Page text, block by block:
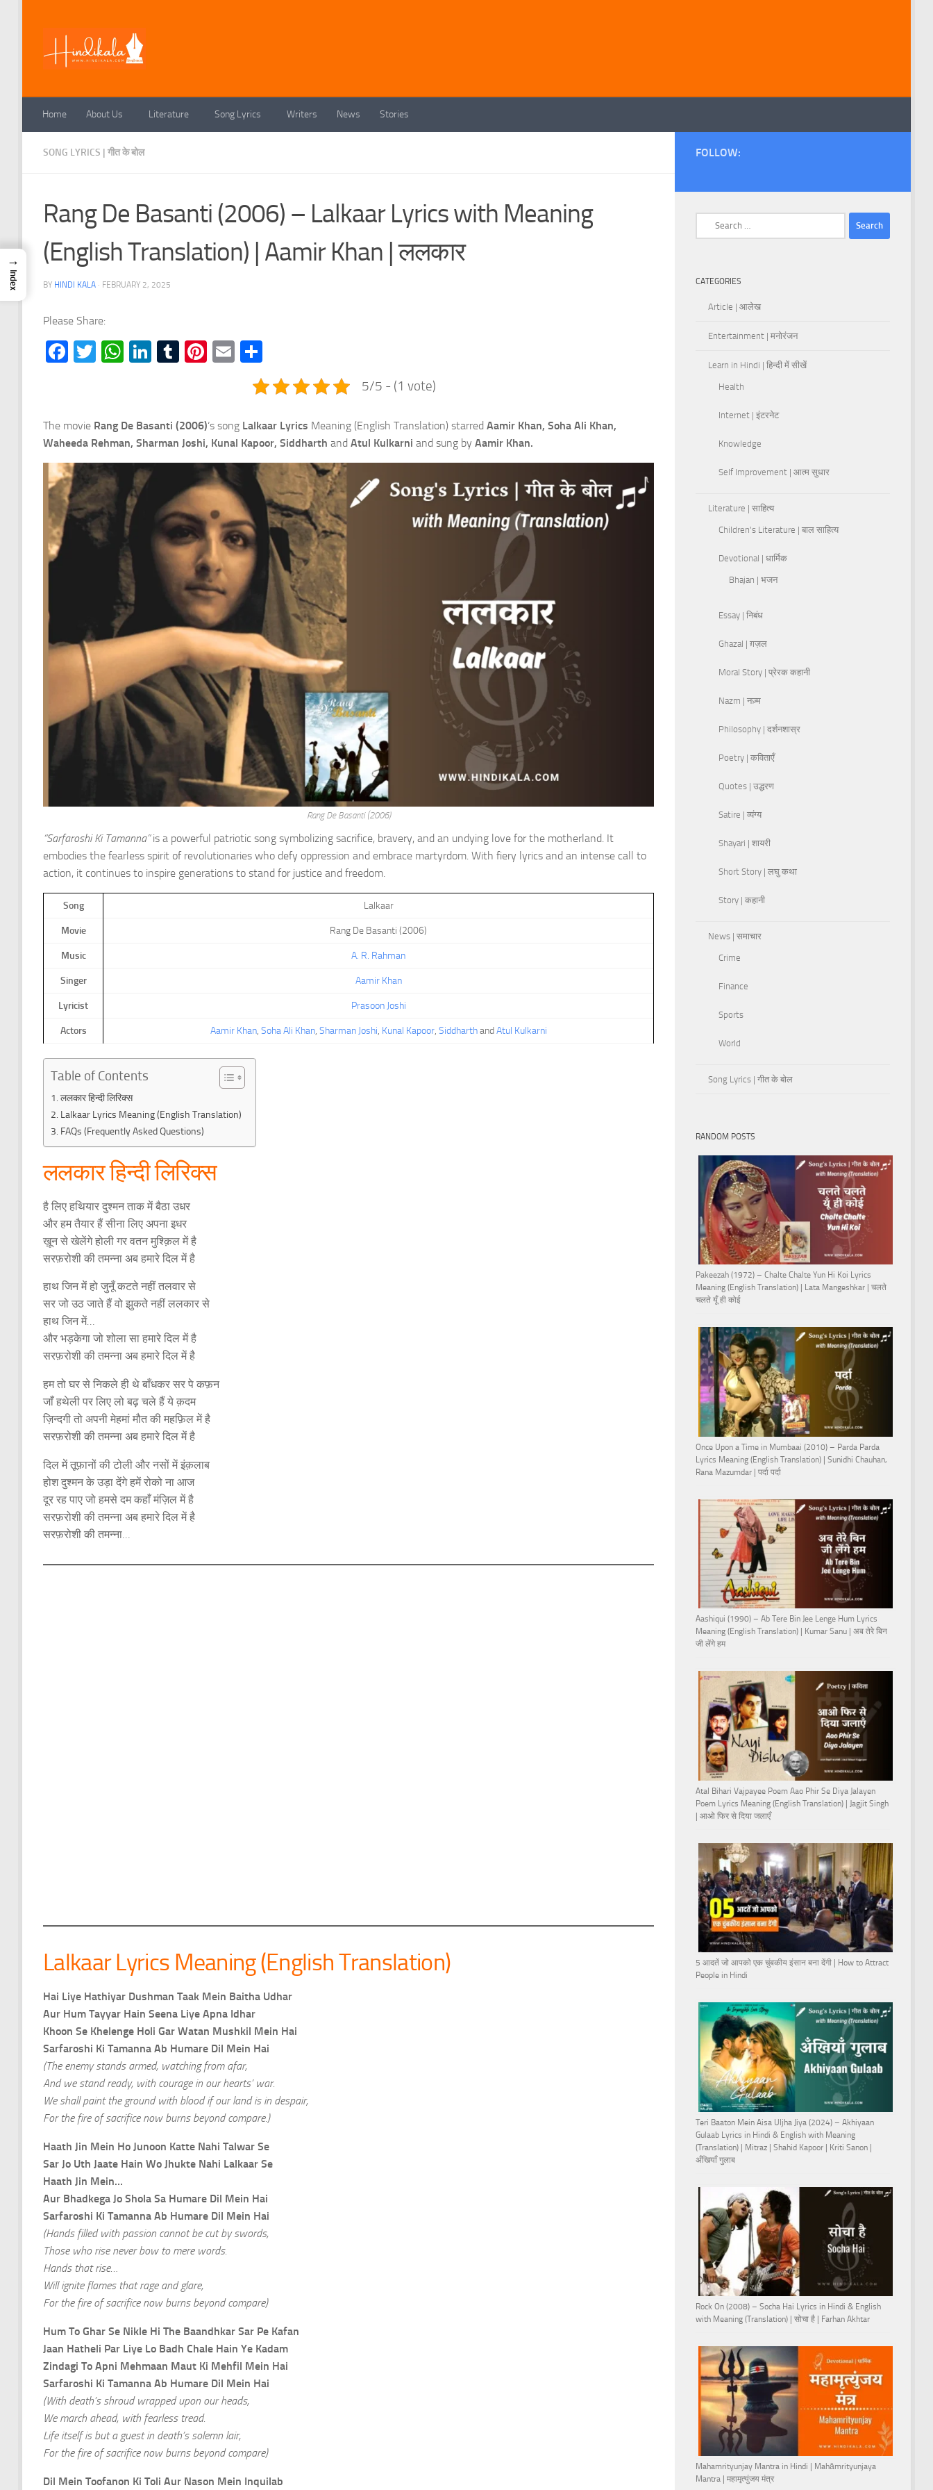
Home About Us Literature Song Lyrics Writers News Stories
SONG LYRICS | गीत के बोल
Rang De Basanti (2006) – Lalkaar Lyrics with Meaning
(English Translation) | Aamir Khan | ललकार
BY HINDI KALA · FEBRUARY 2, 2025
Please Share:
Facebook
TwitterWhatsApp
LinkedIn
Tumblr
Pinterest
Email
5/5 - (1 vote)
The movie Rang De Basanti (2006)‘s song Lalkaar Lyrics Meaning (English Translation) starred Aamir Khan, Soha Ali Khan,
Waheeda Rehman, Sharman Joshi, Kunal Kapoor, Siddharth and Atul Kulkarni and sung by Aamir Khan.
Rang De Basanti (2006)
“Sarfaroshi Ki Tamanna”is a powerful patriotic song symbolizing sacrifice, bravery, and an undying love for the motherland. It
embodies the fearless spirit of revolutionaries who defy oppression and embrace martyrdom. With fiery lyrics and an intense call to
action, it continues to inspire generations to stand for justice and freedom.
Song Lalkaar
Movie Rang De Basanti (2006)
Music A. R. Rahman
Singer Aamir Khan
Lyricist Prasoon Joshi
Actors Aamir Khan, Soha Ali Khan, Sharman Joshi, Kunal Kapoor, SiddharthandAtul Kulkarni
Table of Contents
ललकार हिन्दी लिरिक्स
Lalkaar Lyrics Meaning (English Translation)
FAQs (Frequently Asked Questions)
ललकार हिन्दी लिरिक्स
है लिए हथियार दुश्मन ताक में बैठा उधर
और हम तैयार हैं सीना लिए अपना इधर
ख़ून से खेलेंगे होली गर वतन मुश्क़िल में है
सरफ़रोशी की तमन्ना अब हमारे दिल में है
हाथ जिन में हो जुनूँ कटते नहीं तलवार से
सर जो उठ जाते हैं वो झुकते नहीं ललकार से
हाथ जिन में…
और भड़केगा जो शोला सा हमारे दिल में है
सरफ़रोशी की तमन्ना अब हमारे दिल में है
हम तो घर से निकले ही थे बाँधकर सर पे कफ़न
जाँ हथेली पर लिए लो बढ़ चले हैं ये क़दम
ज़िन्दगी तो अपनी मेहमां मौत की महफ़िल में है
सरफ़रोशी की तमन्ना अब हमारे दिल में है
दिल में तूफ़ानों की टोली और नसों में इंक़लाब
होश दुश्मन के उड़ा देंगे हमें रोको ना आज
दूर रह पाए जो हमसे दम कहाँ मंज़िल में है
सरफ़रोशी की तमन्ना अब हमारे दिल में है
सरफ़रोशी की तमन्ना…
Lalkaar Lyrics Meaning (English Translation)
Hai Liye Hathiyar Dushman Taak Mein Baitha Udhar
Aur Hum Tayyar Hain Seena Liye Apna Idhar
Khoon Se Khelenge Holi Gar Watan Mushkil Mein Hai
Sarfaroshi Ki Tamanna Ab Humare Dil Mein Hai
(The enemy stands armed, watching from afar,
And we stand ready, with courage in our hearts’ war.
We shall paint the ground with blood if our land is in despair,
For the fire of sacrifice now burns beyond compare.)
Haath Jin Mein Ho Junoon Katte Nahi Talwar Se
Sar Jo Uth Jaate Hain Wo Jhukte Nahi Lalkaar Se
Haath Jin Mein…
Aur Bhadkega Jo Shola Sa Humare Dil Mein Hai
Sarfaroshi Ki Tamanna Ab Humare Dil Mein Hai
(Hands filled with passion cannot be cut by swords,
Those who rise never bow to mere words.
Hands that rise…
Will ignite flames that rage and glare,
For the fire of sacrifice now burns beyond compare)
Hum To Ghar Se Nikle Hi The Baandhkar Sar Pe Kafan
Jaan Hatheli Par Liye Lo Badh Chale Hain Ye Kadam
Zindagi To Apni Mehmaan Maut Ki Mehfil Mein Hai
Sarfaroshi Ki Tamanna Ab Humare Dil Mein Hai
(With death’s shroud wrapped upon our heads,
We march ahead, with fearless tread.
Life itself is but a guest in death’s solemn lair,
For the fire of sacrifice now burns beyond compare)
Dil Mein Toofanon Ki Toli Aur Nason Mein Inquilab
FOLLOW:
CATEGORIES
Article | आलेख
Entertainment | मनोरंजन
Learn in Hindi | हिन्दी में सीखें
Health
Internet | इंटरनेट
Knowledge
Self Improvement | आत्म सुधार
Literature | साहित्य
Children's Literature | बाल साहित्य
Devotional | धार्मिक
Bhajan | भजन
Essay | निबंध
Ghazal | ग़ज़ल
Moral Story | प्रेरक कहानी
Nazm | नज़्म
Philosophy | दर्शनशास्र
Poetry | कविताएँ
Quotes | उद्धरण
Satire | व्यंग्य
Shayari | शायरी
Short Story | लघु कथा
Story | कहानी
News | समाचार
Crime
Finance
Sports
World
Song Lyrics | गीत के बोल
RANDOM POSTS
Pakeezah (1972) – Chalte Chalte Yun Hi Koi Lyrics
Meaning (English Translation) | Lata Mangeshkar | चलते
चलते यूँ ही कोई
Once Upon a Time in Mumbaai (2010) – Parda Parda
Lyrics Meaning (English Translation) | Sunidhi Chauhan,
Rana Mazumdar | पर्दा पर्दा
Aashiqui (1990) – Ab Tere Bin Jee Lenge Hum Lyrics
Meaning (English Translation) | Kumar Sanu | अब तेरे बिन
जी लेंगे हम
Atal Bihari Vajpayee Poem Aao Phir Se Diya Jalayen
Poem Lyrics Meaning (English Translation) | Jagjit Singh
| आओ फिर से दिया जलाएँ
5 आदतें जो आपको एक चुंबकीय इंसान बना देंगी | How to Attract
People in Hindi
Teri Baaton Mein Aisa Uljha Jiya (2024) – Akhiyaan
Gulaab Lyrics in Hindi & English with Meaning
(Translation) | Mitraz | Shahid Kapoor | Kriti Sanon |
अँखियाँ गुलाब
Rock On (2008) – Socha Hai Lyrics in Hindi & English
with Meaning (Translation) | सोचा है | Farhan Akhtar
Mahamrityunjay Mantra in Hindi | Mahāmrityunjaya
Mantra | महामृत्युंजय मंत्र
→
Index